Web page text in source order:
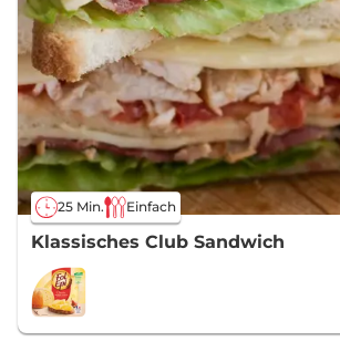
25 Min. Einfach
Klassisches Club Sandwich